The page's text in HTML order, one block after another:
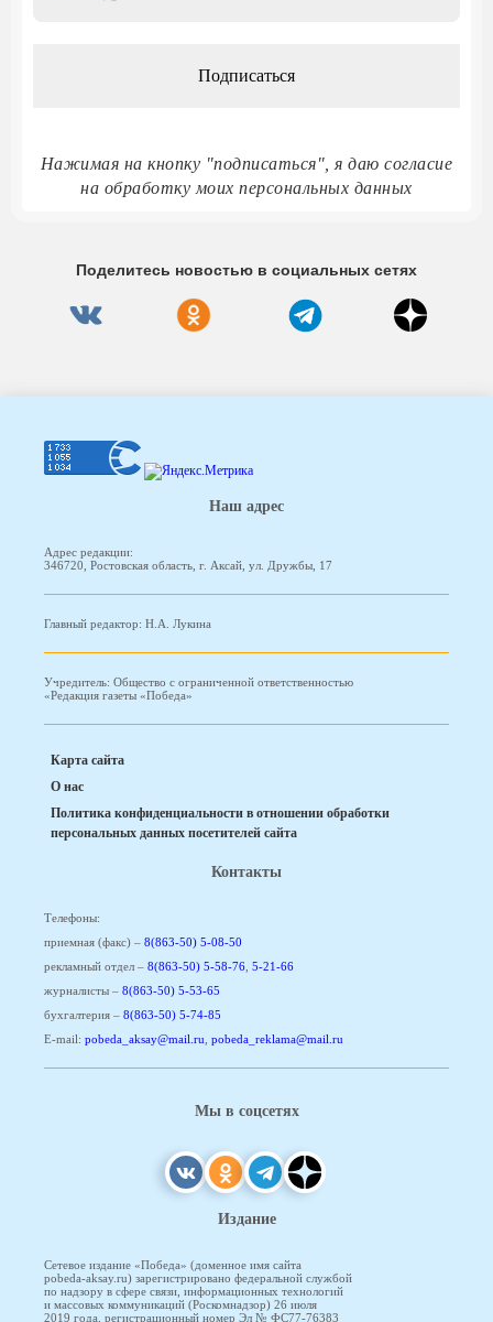
Нажимая на кнопку "подписаться", я даю согласие
на обработку моих персональных данных
Поделитесь новостью в социальных сетях
Наш адрес
Адрес редакции:
346720, Ростовская область, г. Аксай, ул. Дружбы, 17
Главный редактор: Н.А. Лукина
Учредитель: Общество с ограниченной ответственностью
«Редакция газеты «Победа»
Карта сайта
О нас
Политика конфиденциальности в отношении обработки
персональных данных посетителей сайта
Контакты
Телефоны:
приемная (факс) – 8(863-50) 5-08-50
рекламный отдел – 8(863-50) 5-58-76, 5-21-66
журналисты – 8(863-50) 5-53-65
бухгалтерия – 8(863-50) 5-74-85
E-mail: pobeda_aksay@mail.ru, pobeda_reklama@mail.ru
Мы в соцсетях
Издание
Сетевое издание «Победа» (доменное имя сайта
pobeda-aksay.ru) зарегистрировано федеральной службой
по надзору в сфере связи, информационных технологий
и массовых коммуникаций (Роскомнадзор) 26 июля
2019 года, регистрационный номер Эл № ФС77-76383